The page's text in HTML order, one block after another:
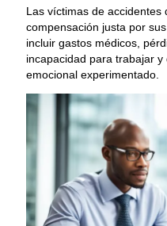
Las víctimas de accidentes
compensación justa por
incluir gastos médicos,
incapacidad para trabajar
emocional experimentado.